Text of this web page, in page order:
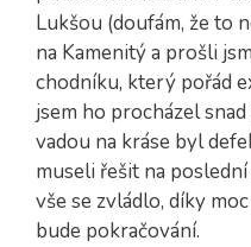
Lukšou (doufám, že to
na Kamenitý a prošli
chodníku, který pořád
jsem ho procházel
vadou na kráse byl
museli řešit na
vše se zvládlo, díky
bude pokračování.